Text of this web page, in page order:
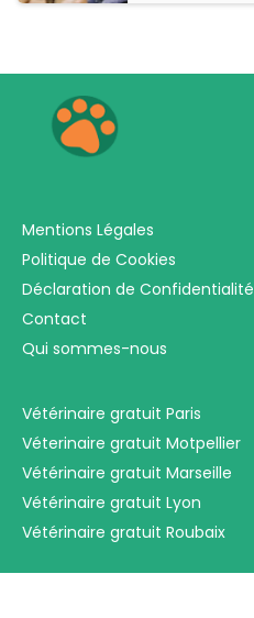
Mentions Légales
Politique de Cookies
Déclaration de Confidentialité
Contact
Qui sommes-nous
Vétérinaire gratuit Paris
Véterinaire gratuit Motpellier
Vétérinaire gratuit Marseille
Vétérinaire gratuit Lyon
Vétérinaire gratuit Roubaix